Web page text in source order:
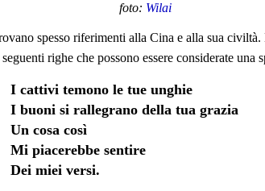
foto: Wilai
spesso riferimenti alla Cina e alla sua
righe che possono essere considerate una
I cattivi temono le tue unghie
I buoni si rallegrano della tua grazia
Un cosa così
Mi piacerebbe sentire
Dei miei versi.